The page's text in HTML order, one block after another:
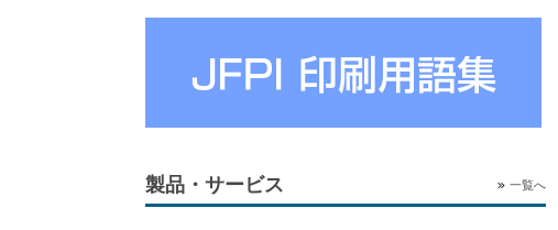
製品・サービス 一覧へ